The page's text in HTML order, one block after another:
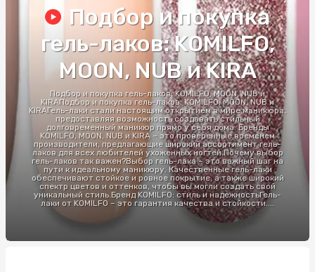
Подбор и покупка
гель-лаков: KOMILFO,
MOON, NUB и KIRA
Подбор и покупка гель-лаков: KOMILFO, MOON, NUB и
KIRAПодбор и покупка гель-лаков: KOMILFO, MOON, NUB и
KIRAГель-лаки стали настоящим открытием в мире маникюра,
предоставляя возможность создавать стильный
долговременный маникюр прямо у себя дома. Бренды
KOMILFO, MOON, NUB и KIRA – это проверенные временем
производители, предлагающие широкий ассортимент гель-
лаков для всех любителей ухоженных ногтей.Почему выбор
гель-лаков так важен?Выбор гель-лака – это важный шаг на
пути к идеальному маникюру. Качественные гель-лаки
обеспечивают стойкое и ровное покрытие, а также широкий
спектр цветов и оттенков, чтобы вы могли создать свой
уникальный стиль.Бренд KOMILFO: стиль и надежностьГель-
лаки от KOMILFO – это гарантия качества и стойкости....